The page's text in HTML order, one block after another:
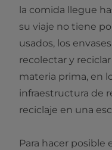
la comida llegue
su viaje no tiene
usados, los
recolectar y
materia prima, en
infraestructura de
reciclaje en una
Para hacer posible